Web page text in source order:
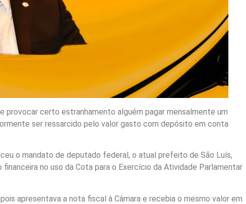
provocar certo estranhamento alguém pagar mensalmente um
ser ressarcido pelo valor gasto com depósito em conta
o mandato de deputado federal, o atual prefeito de São Luís,
financeira no uso da Cota para o Exercício da Atividade Parlamentar
apresentava a nota fiscal à Câmara e recebia o mesmo valor em